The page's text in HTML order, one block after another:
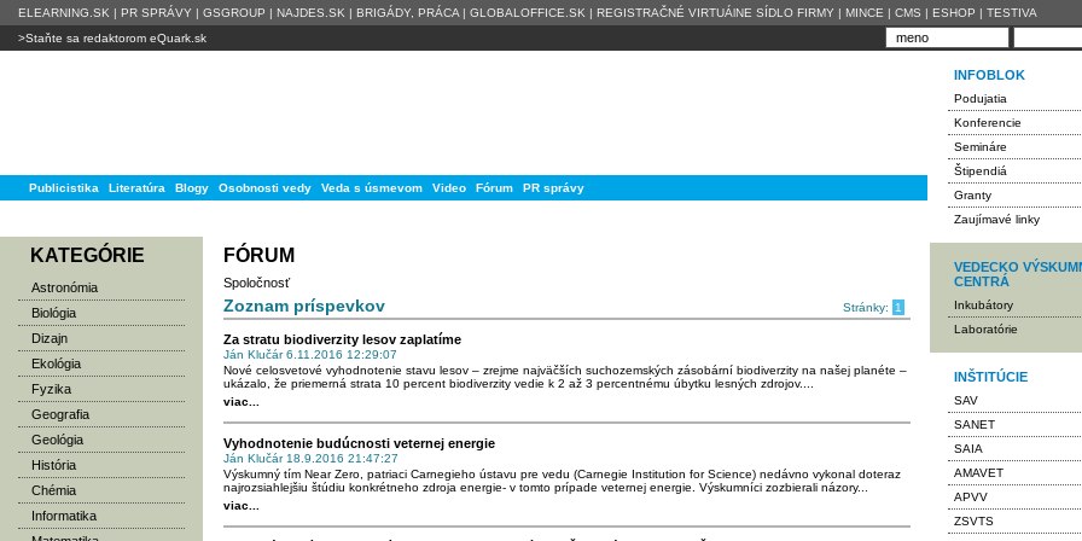
ELEARNING.SK | PR SPRÁVY | GSGROUP | NAJDES.SK | BRIGÁDY, PRÁCA | GLOBALOFFICE.SK | REGISTRAČNÉ VIRTUÁlNE SÍDLO FIRMY | MINCE | CMS | ESHOP | TESTIVA
>Staňte sa redaktorom eQuark.sk
Publicistika Literatúra Blogy Osobnosti vedy Veda s úsmevom Video Fórum PR správy
KATEGÓRIE
Astronómia
Biológia
Dizajn
Ekológia
Fyzika
Geografia
Geológia
História
Chémia
Informatika
FÓRUM
Spoločnosť
Stránky: 1
Zoznam príspevkov
Za stratu biodiverzity lesov zaplatíme
Ján Klučár 6.11.2016 12:29:07
Nové celosvetové vyhodnotenie stavu lesov – zrejme najväčších suchozemských zásobární biodiverzity na našej planéte –
ukázalo, že priemerná strata 10 percent biodiverzity vedie k 2 až 3 percentnému úbytku lesných zdrojov....
viac...
Vyhodnotenie budúcnosti veternej energie
Ján Klučár 18.9.2016 21:47:27
Výskumný tím Near Zero, patriaci Carnegieho ústavu pre vedu (Carnegie Institution for Science) nedávno vykonal doteraz
najrozsiahlejšiu štúdiu konkrétneho zdroja energie- v tomto prípade veternej energie. Výskumníci zozbierali názory...
viac...
INFOBLOK
Podujatia
Konferencie
Semináre
Štipendiá
Granty
Zaujímavé linky
VEDECKO
CENTRÁ
Inkubátory
Laboratórie
INŠTITÚCIE
SAV
SANET
SAIA
AMAVET
APVV
ZSVTS